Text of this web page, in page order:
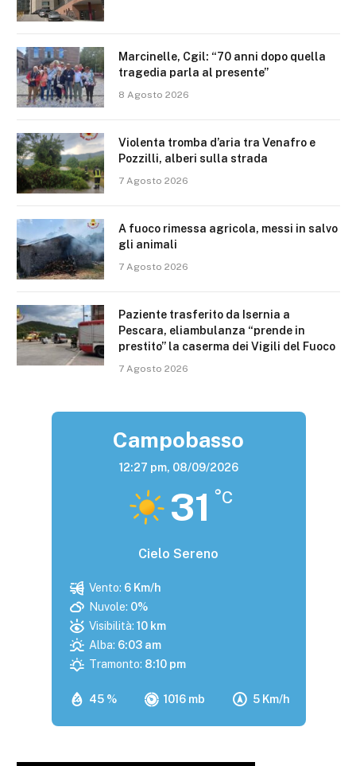
Marcinelle, Cgil: “70 anni dopo quella
tragedia parla al presente”
8 Agosto 2026
Violenta tromba d’aria tra Venafro e
Pozzilli, alberi sulla strada
7 Agosto 2026
A fuoco rimessa agricola, messi in salvo
gli animali
7 Agosto 2026
Paziente trasferito da Isernia a
Pescara, eliambulanza “prende in
prestito” la caserma dei Vigili del Fuoco
7 Agosto 2026
Campobasso
12:27 pm, 08/09/2026
31 °C
Cielo Sereno
45 % 1016 mb 5 Km/h
Vento: 6 Km/h
Nuvole: 0%
Visibilità: 10 km
Alba: 6:03 am
Tramonto: 8:10 pm